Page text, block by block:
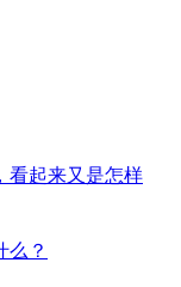
看起来又是怎样
么？